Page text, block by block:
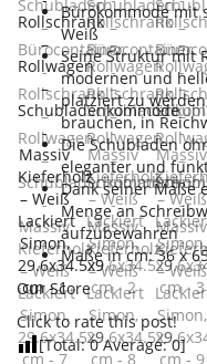
Bürokommode mit
Weiß
Seine Struktur mit
modernen und
platziert zu
brauchen, in
Die Schubladen
eleganter und
Dank seiner Maße
Menge an
aufzubewahren
Maße in cm: 36 x
Our Score
Click to rate this post!
[Total:0Average:0]